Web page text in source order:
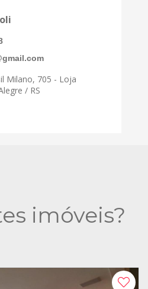
Milano, 705 - Loja
/ RS
imóveis?